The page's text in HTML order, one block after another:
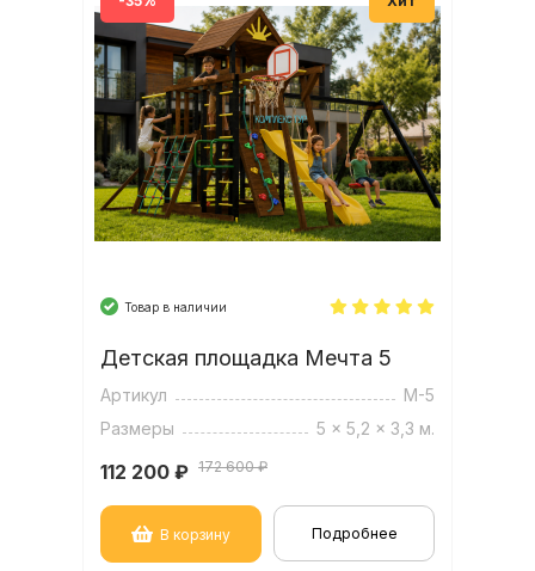
Товар в наличии
Детская площадка Мечта 5
Артикул
М-5
Размеры
5 x 5,2 x 3,3 м.
112 200 ₽ 172 600 ₽
В корзину Подробнее